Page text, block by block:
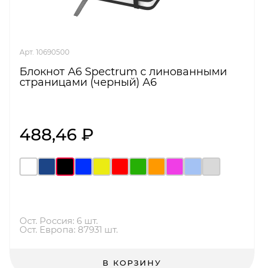
Арт. 10690500
Блокнот А6 Spectrum с линованными
страницами (черный) A6
488,46 ₽
Ост. Россия: 6 шт.
Ост. Европа: 87931 шт.
В КОРЗИНУ